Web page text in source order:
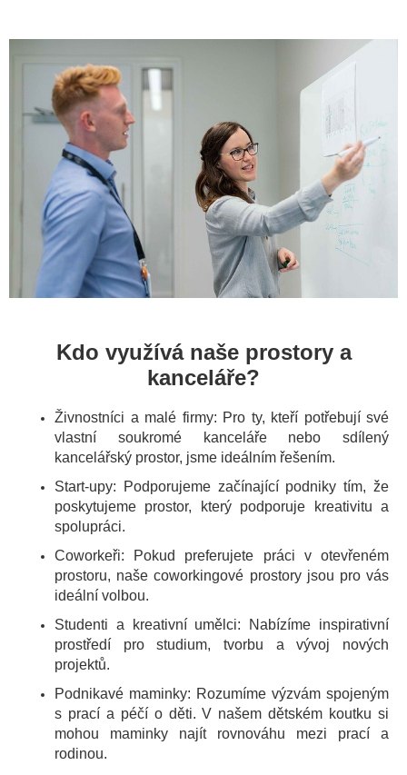
Kdo využívá naše prostory a
kanceláře?
Živnostníci a malé firmy: Pro ty, kteří potřebují své
vlastní soukromé kanceláře nebo sdílený
kancelářský prostor, jsme ideálním řešením.
Start-upy: Podporujeme začínající podniky tím, že
poskytujeme prostor, který podporuje kreativitu a
spolupráci.
Coworkeři: Pokud preferujete práci v otevřeném
prostoru, naše coworkingové prostory jsou pro vás
ideální volbou.
Studenti a kreativní umělci: Nabízíme inspirativní
prostředí pro studium, tvorbu a vývoj nových
projektů.
Podnikavé maminky: Rozumíme výzvám spojeným
s prací a péčí o děti. V našem dětském koutku si
mohou maminky najít rovnováhu mezi prací a
rodinou.